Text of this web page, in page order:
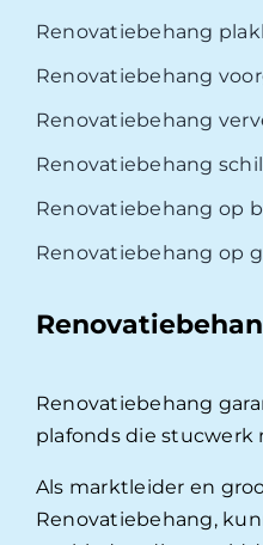
Renovatiebehang
Renovatiebehang
Renovatiebehang
Renovatiebehang
Renovatiebehang op
Renovatiebehang op
Renovatiebehang
plafonds die stucwerk
Als marktleider en
Renovatiebehang,